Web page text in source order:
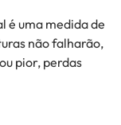
é uma medida de
não falharão,
pior, perdas